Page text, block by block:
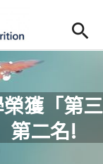
Open
獲「第三
第二名!